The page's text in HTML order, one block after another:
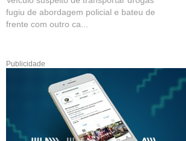
fugiu de abordagem policial e bateu de
frente com outro ca...
Publicidade